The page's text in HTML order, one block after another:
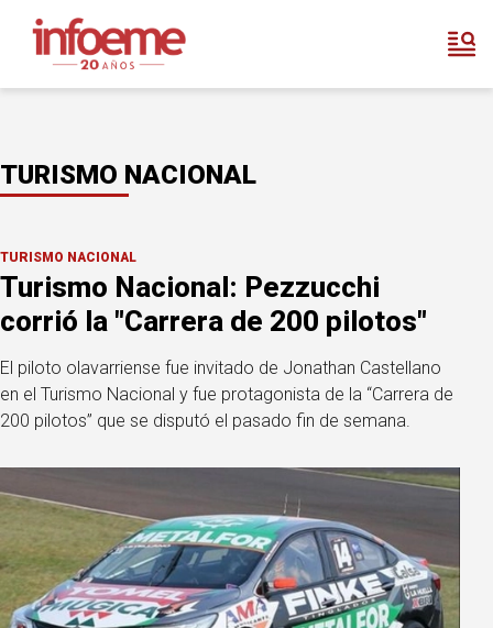
TURISMO NACIONAL
TURISMO NACIONAL
Turismo Nacional: Pezzucchi
corrió la "Carrera de 200 pilotos"
El piloto olavarriense fue invitado de Jonathan Castellano
en el Turismo Nacional y fue protagonista de la “Carrera de
200 pilotos” que se disputó el pasado fin de semana.